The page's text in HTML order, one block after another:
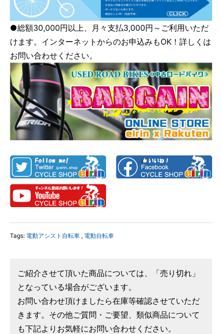
●総額30,000円以上、月々支払3,000円～ご利用いただ
けます。インターネットからのお申込みもOK！詳しくは
お問い合わせください。
Tags: 電動アシスト自転車 , 電動自転車
ご紹介させて頂いた商品については、「売り切れ」
となっている場合がございます。
お問い合わせ頂けましたら在庫等確認させていただ
きます。その他ご質問・ご要望、類似商品について
も下記よりお気軽にお問い合わせください。